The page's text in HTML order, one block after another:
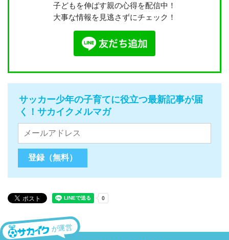
子どもを伸ばす親の心得を配信中！
大事な情報を見逃さずにチェック！
サッカー少年の子育てに役立つ最新記事が届
く！サカイクメルマガ
が運営